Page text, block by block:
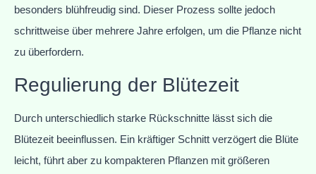
besonders blühfreudig sind. Dieser Prozess sollte jedoch
schrittweise über mehrere Jahre erfolgen, um die Pflanze nicht
zu überfordern.
Regulierung der Blütezeit
Durch unterschiedlich starke Rückschnitte lässt sich die
Blütezeit beeinflussen. Ein kräftiger Schnitt verzögert die Blüte
leicht, führt aber zu kompakteren Pflanzen mit größeren